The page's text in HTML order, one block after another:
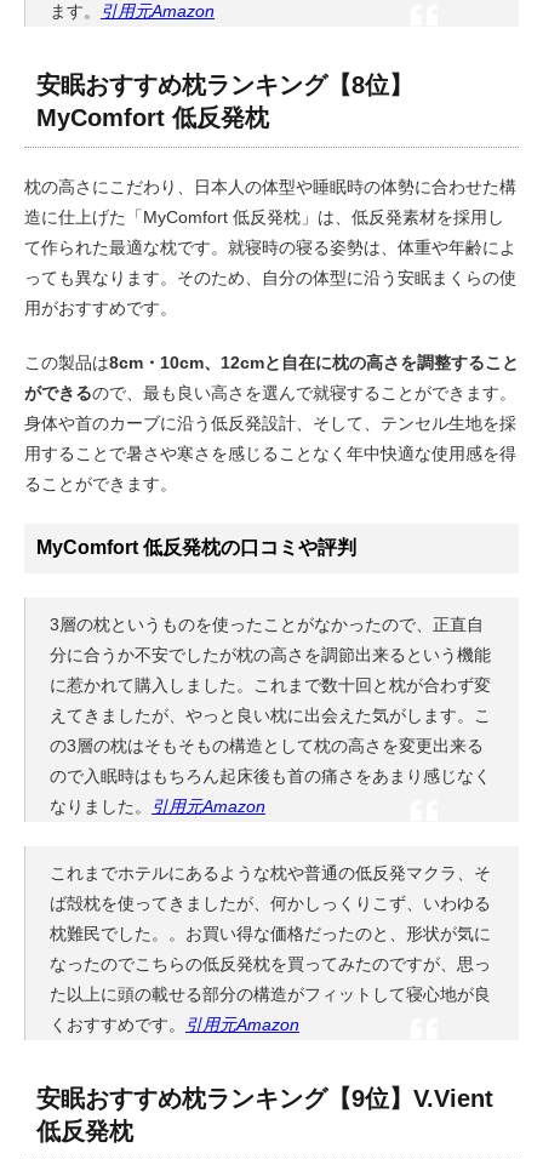
ます。
引用元Amazon
安眠おすすめ枕ランキング【8位】
MyComfort 低反発枕
枕の高さにこだわり、日本人の体型や睡眠時の体勢に合わせた構
造に仕上げた「MyComfort 低反発枕」は、低反発素材を採用し
て作られた最適な枕です。就寝時の寝る姿勢は、体重や年齢によ
っても異なります。そのため、自分の体型に沿う安眠まくらの使
用がおすすめです。
この製品は8cm・10cm、12cmと自在に枕の高さを調整すること
ができるので、最も良い高さを選んで就寝することができます。
身体や首のカーブに沿う低反発設計、そして、テンセル生地を採
用することで暑さや寒さを感じることなく年中快適な使用感を得
ることができます。
MyComfort 低反発枕の口コミや評判
3層の枕というものを使ったことがなかったので、正直自
分に合うか不安でしたが枕の高さを調節出来るという機能
に惹かれて購入しました。これまで数十回と枕が合わず変
えてきましたが、やっと良い枕に出会えた気がします。こ
の3層の枕はそもそもの構造として枕の高さを変更出来る
ので入眠時はもちろん起床後も首の痛さをあまり感じなく
なりました。
引用元Amazon
これまでホテルにあるような枕や普通の低反発マクラ、そ
ば殻枕を使ってきましたが、何かしっくりこず、いわゆる
枕難民でした。。お買い得な価格だったのと、形状が気に
なったのでこちらの低反発枕を買ってみたのですが、思っ
た以上に頭の載せる部分の構造がフィットして寝心地が良
くおすすめです。
引用元Amazon
安眠おすすめ枕ランキング【9位】V.Vient
低反発枕